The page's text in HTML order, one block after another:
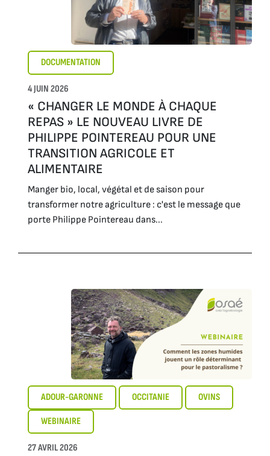
DOCUMENTATION
4 JUIN 2026
« CHANGER LE MONDE À CHAQUE
REPAS » LE NOUVEAU LIVRE DE
PHILIPPE POINTEREAU POUR UNE
TRANSITION AGRICOLE ET
ALIMENTAIRE
Manger bio, local, végétal et de saison pour
transformer notre agriculture : c'est le message que
porte Philippe Pointereau dans...
ADOUR-GARONNE OCCITANIE OVINS
WEBINAIRE
27 AVRIL 2026